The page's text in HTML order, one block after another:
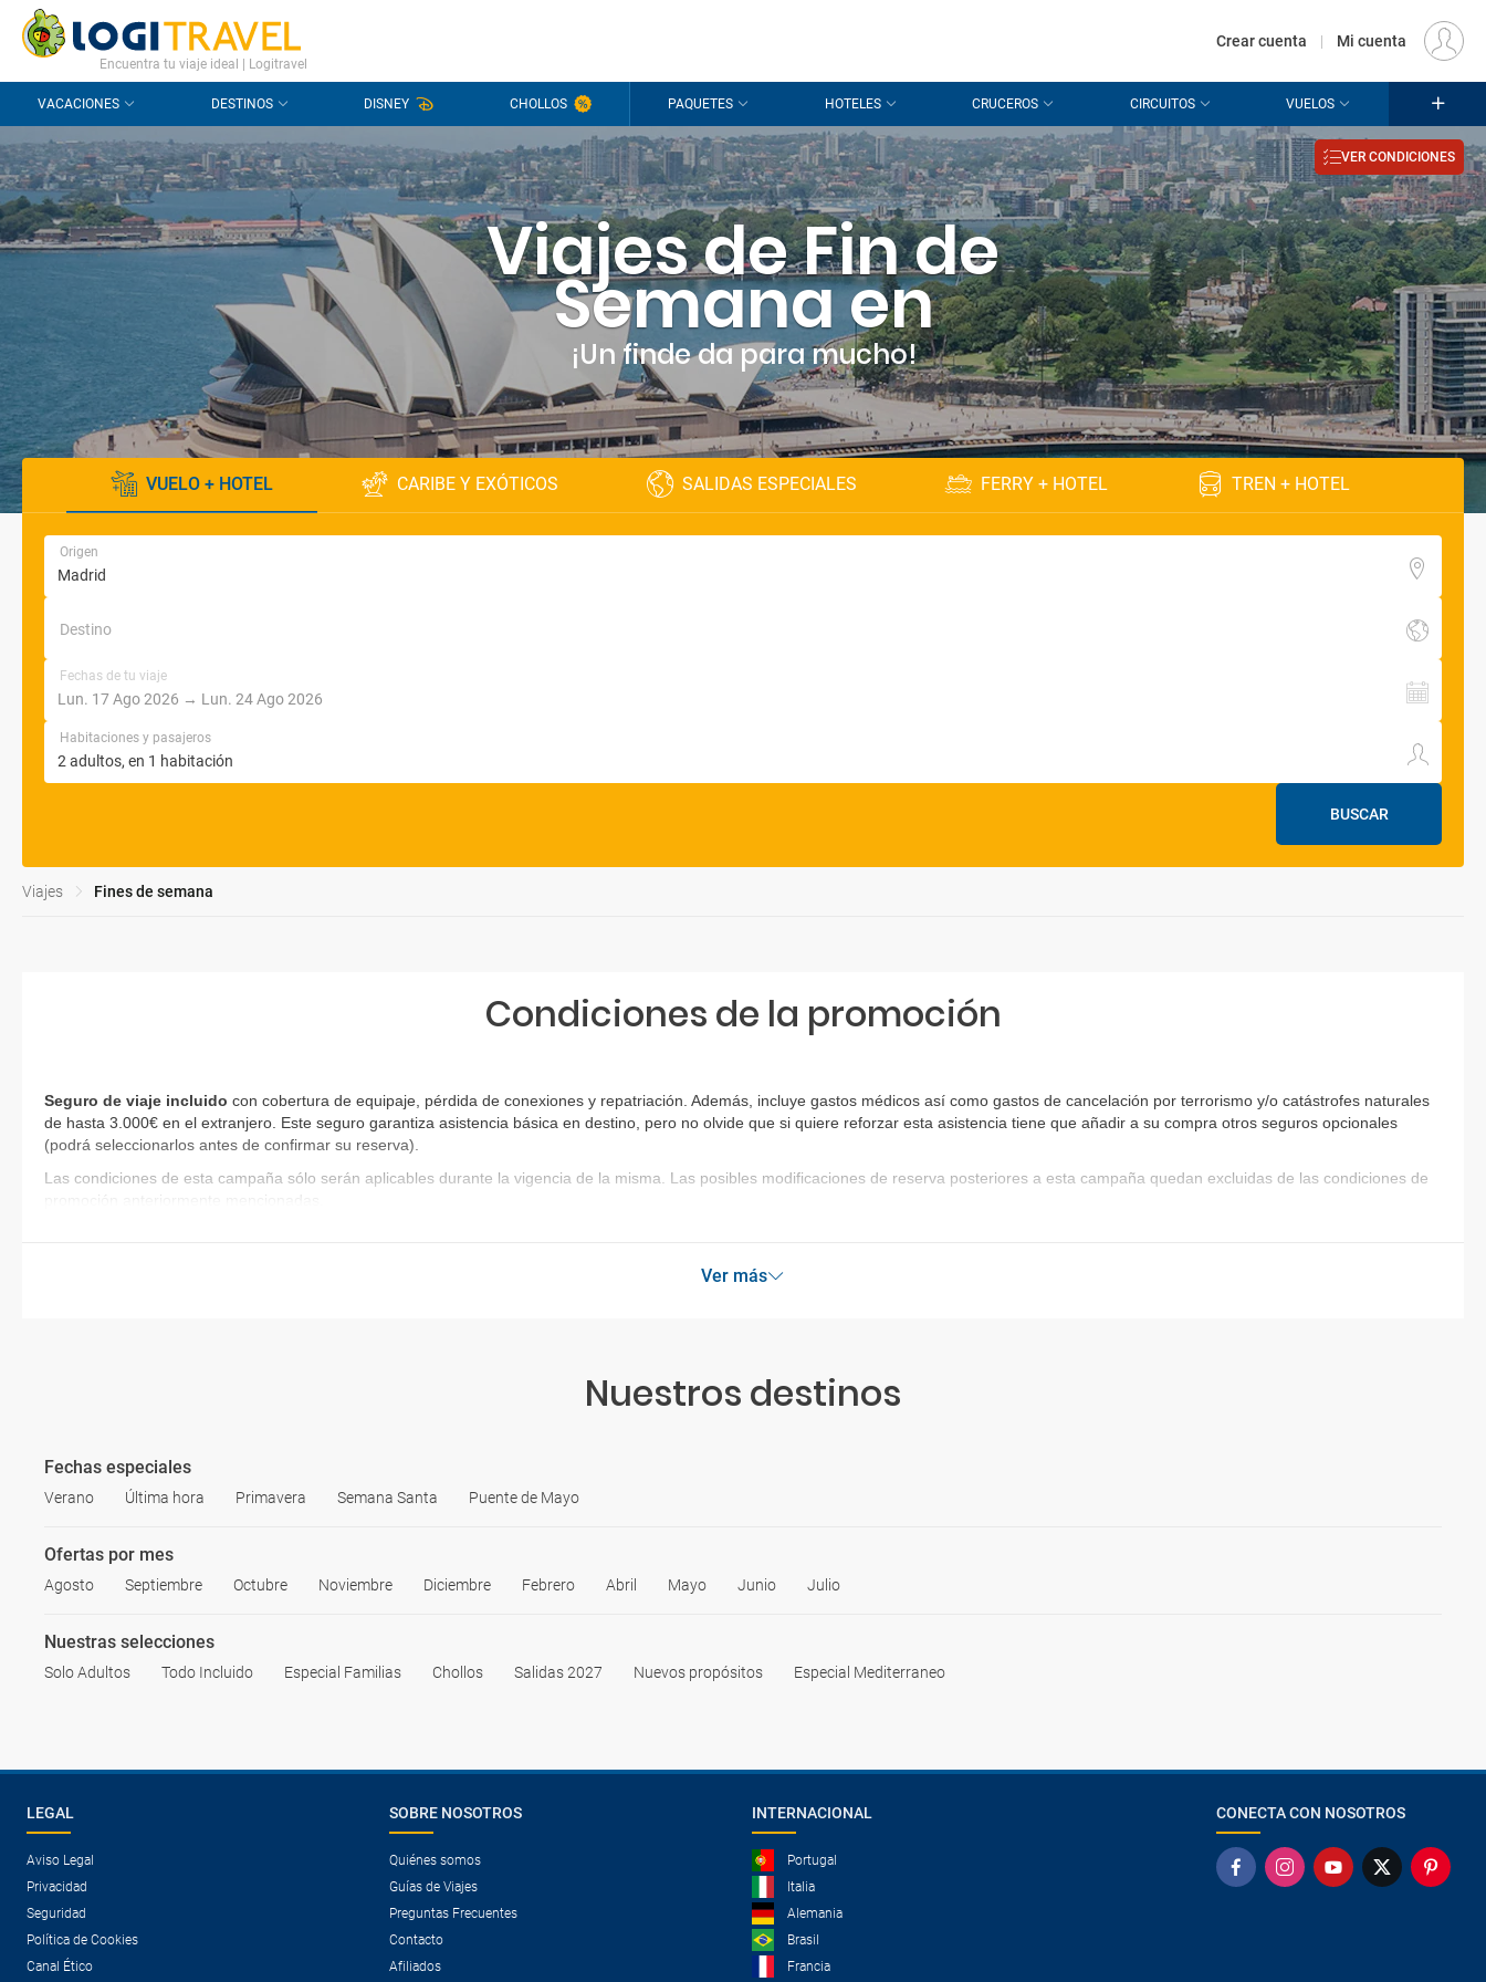
CONTACTO PREGUNTAS FRECUENTES EUR
Encuentra tu viaje ideal | Logitravel
Crear cuenta | Mi cuenta
VACACIONES DESTINOS DISNEY CHOLLOS PAQUETES HOTELES CRUCEROS CIRCUITOS VUELOS
Viajes de Fin de
Semana en
¡Un finde da para mucho!
VER CONDICIONES
VUELO + HOTEL CARIBE Y EXÓTICOS SALIDAS ESPECIALES FERRY + HOTEL TREN + HOTEL
Origen
Destino
Fechas de tu viaje
Habitaciones y pasajeros
BUSCAR
Viajes Fines de semana
Condiciones de la promoción
Seguro de viaje incluido con cobertura de equipaje, pérdida de conexiones y repatriación. Además, incluye gastos médicos así como gastos de cancelación por terrorismo y/o catástrofes naturales
de hasta 3.000€ en el extranjero. Este seguro garantiza asistencia básica en destino, pero no olvide que si quiere reforzar esta asistencia tiene que añadir a su compra otros seguros opcionales
(podrá seleccionarlos antes de confirmar su reserva)
Las condiciones de esta campaña sólo serán aplicables durante la vigencia de la misma. Las posibles modificaciones de reserva posteriores a esta campaña quedan excluidas de las condiciones de
promoción anteriormente mencionadas.
Ver más
Nuestros destinos
Fechas especiales
Verano Última hora Primavera Semana Santa Puente de Mayo
Ofertas por mes
Agosto Septiembre Octubre Noviembre Diciembre Febrero Abril Mayo Junio Julio
Nuestras selecciones
Solo Adultos Todo Incluido Especial Familias Chollos Salidas 2027 Nuevos propósitos Especial Mediterraneo
LEGAL
Aviso Legal
Privacidad
Seguridad
Política de Cookies
Canal Ético
SOBRE NOSOTROS
Quiénes somos
Guías de Viajes
Preguntas Frecuentes
Contacto
Afiliados
INTERNACIONAL
Portugal
Italia
Alemania
Brasil
Francia
CONECTA CON NOSOTROS